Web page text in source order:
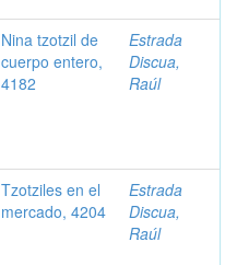
Nina tzotzil de
cuerpo entero,
4182
Estrada
Discua,
Raúl
Tzotziles en el
mercado, 4204
Estrada
Discua,
Raúl